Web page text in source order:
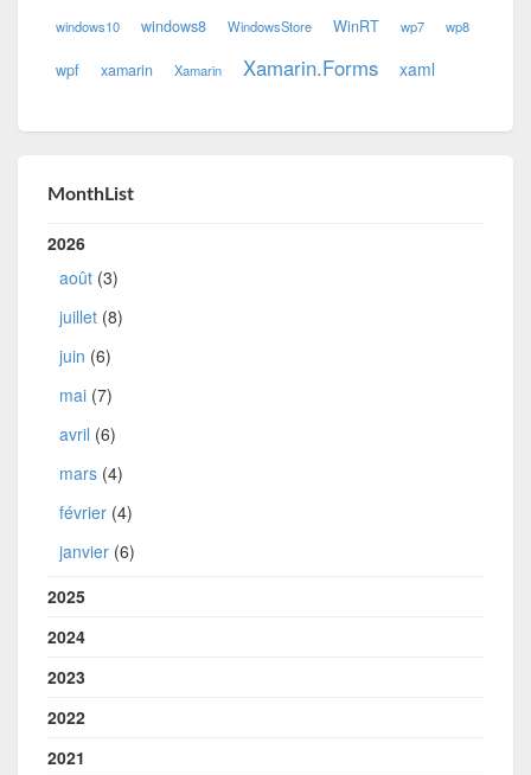
windows10 windows8 WindowsStore WinRT wp7 wp8
wpf xamarin Xamarin Xamarin.Forms xaml
MonthList
2026
août (3)
juillet (8)
juin (6)
mai (7)
avril (6)
mars (4)
février (4)
janvier (6)
2025
2024
2023
2022
2021